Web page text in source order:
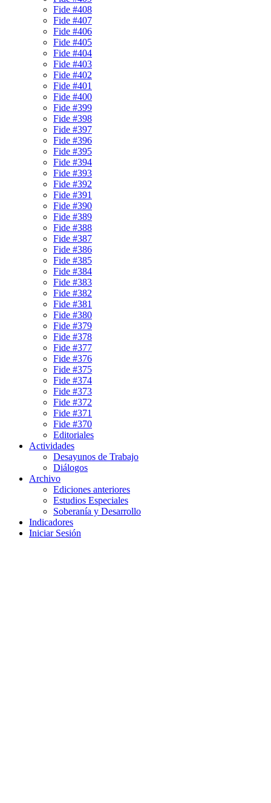
Fide #408
Fide #407
Fide #406
Fide #405
Fide #404
Fide #403
Fide #402
Fide #401
Fide #400
Fide #399
Fide #398
Fide #397
Fide #396
Fide #395
Fide #394
Fide #393
Fide #392
Fide #391
Fide #390
Fide #389
Fide #388
Fide #387
Fide #386
Fide #385
Fide #384
Fide #383
Fide #382
Fide #381
Fide #380
Fide #379
Fide #378
Fide #377
Fide #376
Fide #375
Fide #374
Fide #373
Fide #372
Fide #371
Fide #370
Editoriales
Actividades
Desayunos de Trabajo
Diálogos
Archivo
Ediciones anteriores
Estudios Especiales
Soberanía y Desarrollo
Indicadores
Iniciar Sesión